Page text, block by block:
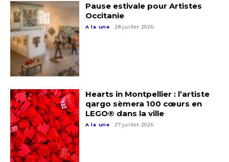
Pause estivale pour Artistes
Occitanie
A la une 28 juillet 2026
Hearts in Montpellier : l’artiste
qargo sèmera 100 cœurs en
LEGO® dans la ville
A la une 27 juillet 2026